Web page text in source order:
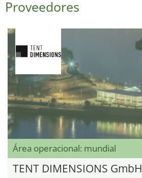
Proveedores
Área operacional: mundial
TENT DIMENSIONS GmbH